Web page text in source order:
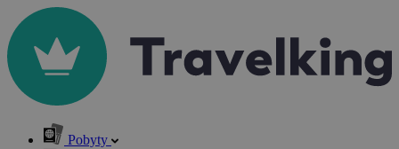
Pobyty